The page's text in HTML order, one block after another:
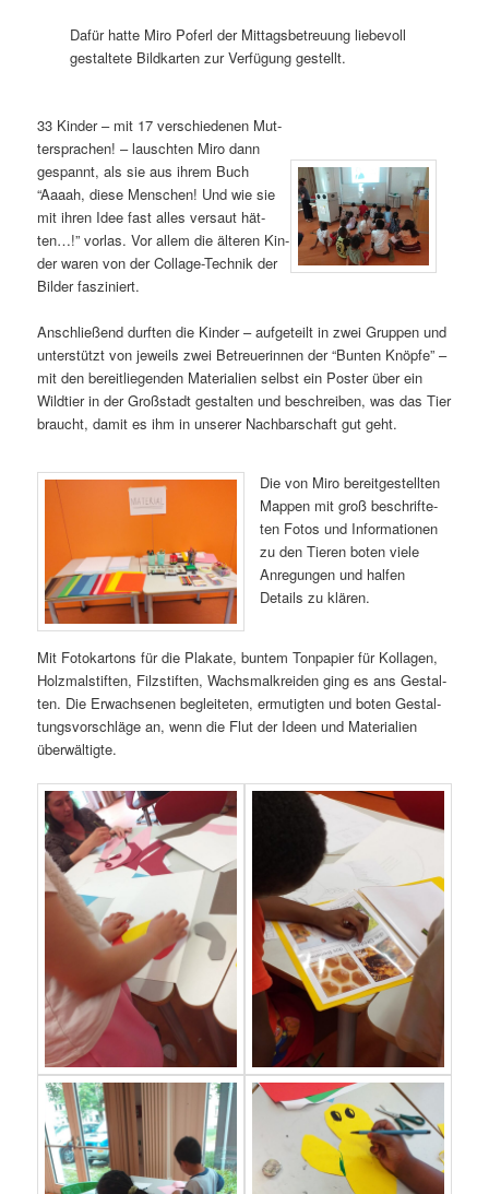
Dafür hat­te Miro Poferl der Mit­tags­be­treu­ung lie­be­voll
gestal­te­te Bild­kar­ten zur Ver­fü­gung gestellt.
33 Kin­der – mit 17 ver­schie­de­nen Mut­
ter­spra­chen! – lausch­ten Miro dann
gespannt, als sie aus ihrem Buch
“Aaaah, die­se Men­schen! Und wie sie
mit ihren Idee fast alles ver­saut hät­
ten…!” vor­las. Vor allem die älte­ren Kin­
der waren von der Col­la­ge-Tech­nik der
Bil­der fasziniert.
Anschlie­ßend durf­ten die Kin­der – auf­ge­teilt in zwei Grup­pen und
unter­stützt von jeweils zwei Betreue­rin­nen der “Bun­ten Knöp­fe” –
mit den bereit­lie­gen­den Mate­ria­li­en selbst ein Pos­ter über ein
Wild­tier in der Groß­stadt gestal­ten und beschrei­ben, was das Tier
braucht, damit es ihm in unse­rer Nach­bar­schaft gut geht.
Die von Miro bereit­ge­stell­ten
Map­pen mit groß beschrif­te­
ten Fotos und Infor­ma­tio­nen
zu den Tie­ren boten vie­le
Anre­gun­gen und hal­fen
Details zu klären.
Mit Foto­kar­tons für die Pla­ka­te, bun­tem Ton­pa­pier für Kol­la­gen,
Holz­mal­stif­ten, Filz­stif­ten, Wachs­mal­krei­den ging es ans Gestal­
ten. Die Erwach­se­nen beglei­te­ten, ermu­tig­ten und boten Gestal­
tungs­vor­schlä­ge an, wenn die Flut der Ideen und Mate­ria­li­en
überwältigte.